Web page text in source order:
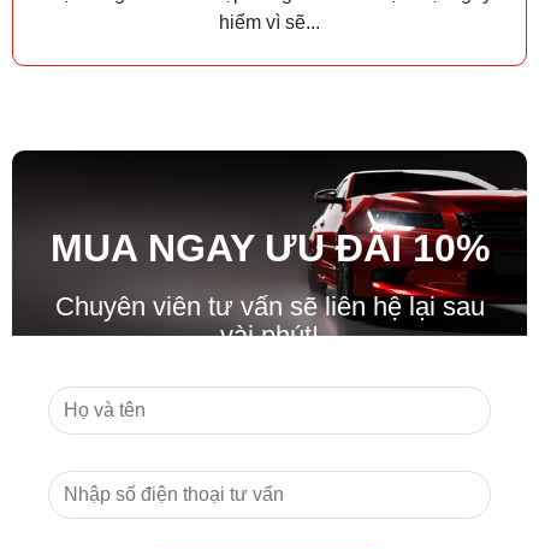
hiểm vì sẽ...
MUA NGAY ƯU ĐÃI10%
Chuyên viên tư vấn sẽ liên hệ lại sau
vài phút!